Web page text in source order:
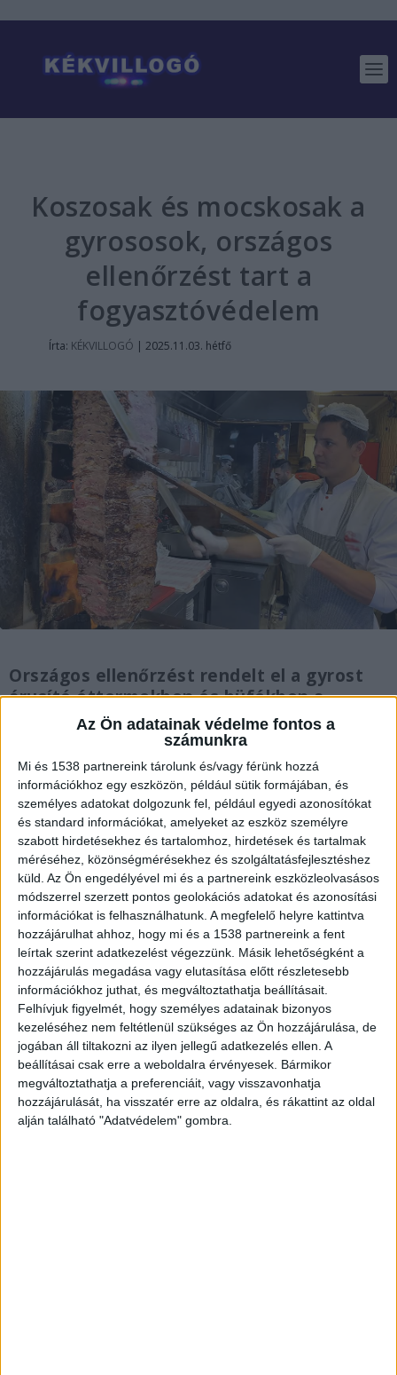
Az Ön adatainak védelme fontos a
számunkra
Mi és 1538 partnereink tárolunk és/vagy férünk hozzá
információkhoz egy eszközön, például sütik formájában, és
személyes adatokat dolgozunk fel, például egyedi azonosítókat
és standard információkat, amelyeket az eszköz személyre
szabott hirdetésekhez és tartalomhoz, hirdetések és tartalmak
méréséhez, közönségmérésekhez és szolgáltatásfejlesztéshez
küld. Az Ön engedélyével mi és a partnereink eszközleolvasásos
módszerrel szerzett pontos geolokációs adatokat és azonosítási
információkat is felhasználhatunk. A megfelelő helyre kattintva
hozzájárulhat ahhoz, hogy mi és a 1538 partnereink a fent
leírtak szerint adatkezelést végezzünk. Másik lehetőségként a
hozzájárulás megadása vagy elutasítása előtt részletesebb
információkhoz juthat, és megváltoztathatja beállításait.
Felhívjuk figyelmét, hogy személyes adatainak bizonyos
kezeléséhez nem feltétlenül szükséges az Ön hozzájárulása, de
jogában áll tiltakozni az ilyen jellegű adatkezelés ellen. A
beállításai csak erre a weboldalra érvényesek. Bármikor
megváltoztathatja a preferenciáit, vagy visszavonhatja
hozzájárulását, ha visszatér erre az oldalra, és rákattint az oldal
alján található "Adatvédelem" gombra.
Koszosak és mocskosak a
gyrososok, országos
ellenőrzést tart a
fogyasztóvédelem
Írta: KÉKVILLOGÓ | 2025.11.03. hétfő
Országos ellenőrzést rendelt el a gyrost
árusító éttermekben és büfékben a
Nemzeti Kereskedelmi és
Fogyasztóvédelmi Hatóság. Az NKFH
közleménye szerint az utóbbi időben több
probléma is felmerült a gyrosok
készítésével és árusításával kapcsolatban,
ezért kapnak most fokozott hatósági
figyelmet a gyrosok.
Négy büfét bezártak
Az ellenőrzések során több alkalommal kiderült,
hogy vagy megszakadt a hűtési lánc, vagy nem
tudták megfelelően igazolni a hús eredetét, vagy
a konyhák tisztaságával volt probléma. Az eddig
lefolytatott hatósági ellenőrzések közel 70
százalékánál találtak kifogásolni valót az